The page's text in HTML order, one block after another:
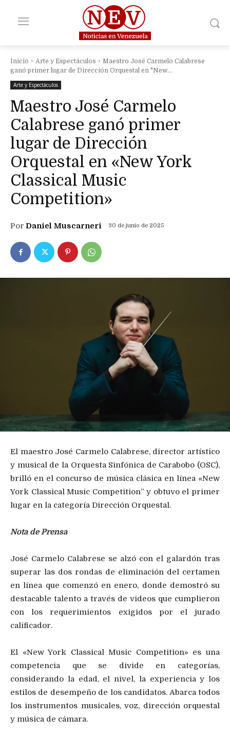
Inicio Arte y Espectáculos
Maestro José Carmelo Calabrese
ganó primer lugar de Dirección Orquestal en "New...
Arte y Espectáculos
Maestro José Carmelo
Calabrese ganó primer
lugar de Dirección
Orquestal en «New York
Classical Music
Competition»
Por Daniel Muscarneri 30 de junio de 2025
El maestro José Carmelo Calabrese, director artístico
y musical de la Orquesta Sinfónica de Carabobo (OSC),
brilló en el concurso de música clásica en línea «New
York Classical Music Competition” y obtuvo el primer
lugar en la categoría Dirección Orquestal.
Nota de Prensa
José Carmelo Calabrese se alzó con el galardón tras
superar las dos rondas de eliminación del certamen
en línea que comenzó en enero, donde demostró su
destacable talento a través de videos que cumplieron
con los requerimientos exigidos por el jurado
calificador.
El «New York Classical Music Competition» es una
competencia que se divide en categorías,
considerando la edad, el nivel, la experiencia y los
estilos de desempeño de los candidatos. Abarca todos
los instrumentos musicales, voz, dirección orquestal
y música de cámara.